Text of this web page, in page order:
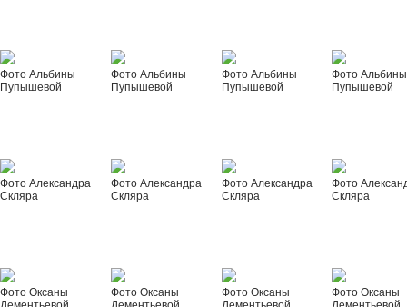
Фото Альбины
Пупышевой
Фото Альбины
Пупышевой
Фото Альбины
Пупышевой
Фото Альбины
Пупышевой
Фото Александра
Скляра
Фото Александра
Скляра
Фото Александра
Скляра
Фото
Скляра
Фото Оксаны
Фото Оксаны
Фото Оксаны
Фото Оксаны